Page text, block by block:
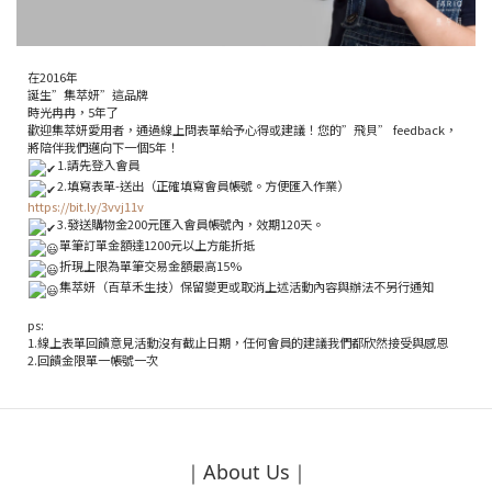
在2016年
誕生”集萃妍”這品牌
時光冉冉，5年了
歡迎集萃妍愛用者，通過線上問表單給予心得或建議！您的”飛貝” feedback，
將陪伴我們邁向下一個5年！
1.請先登入會員
2.填寫表單-送出（正確填寫會員帳號。方便匯入作業）
https://bit.ly/3vvj11v
3.發送購物金200元匯入會員帳號內，效期120天。
單筆訂單金額達1200元以上方能折抵
折現上限為單筆交易金額最高15%
集萃妍（百草禾生技）保留變更或取消上述活動內容與辦法不另行通知
ps:
1.線上表單回饋意見活動沒有截止日期 ，任何會員的建議我們都欣然接受與感恩
2.回饋金限單一帳號一次
｜About Us｜